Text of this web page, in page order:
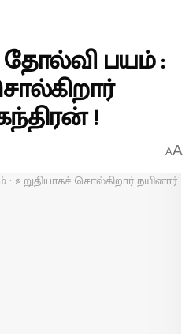
தோல்வி பயம் :
!
AA